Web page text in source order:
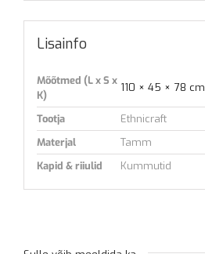
Lisainfo
Mõõtmed (L x S x
K)
110 × 45 × 78 cm
Tootja
Ethnicraft
Materjal
Tamm
Kapid & riiulid
Kummutid